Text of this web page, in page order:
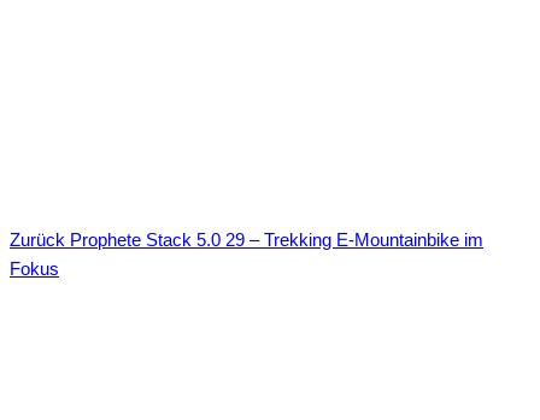
Zurück Prophete Stack 5.0 29 – Trekking E‑Mountainbike im
Fokus